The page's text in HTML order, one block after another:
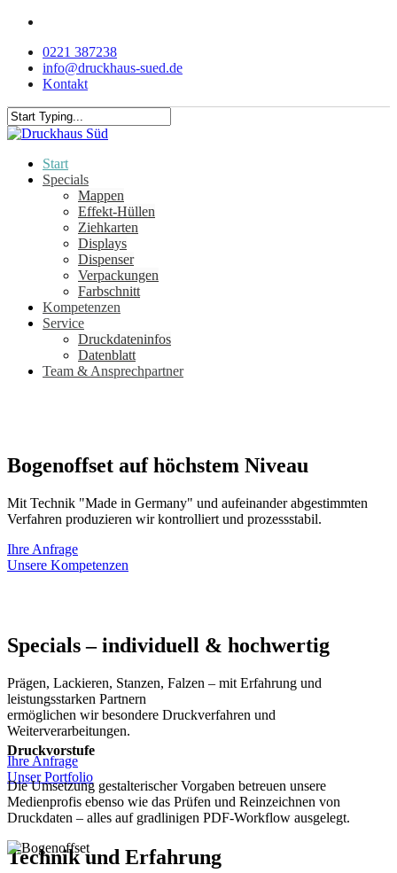
Skip
main
content
0221 387238
info@druckhaus-sued.de
Kontakt
Close
Menu
Start
Specials
Mappen
Effekt-Hüllen
Ziehkarten
Displays
Dispenser
Verpackungen
Farbschnitt
Kompetenzen
Service
Druckdateninfos
Datenblatt
Team & Ansprechpartner
Bogenoffset auf höchstem Niveau
Mit Technik "Made in Germany" und aufeinander abgestimmten
Verfahren produzieren wir kontrolliert und prozessstabil.
Ihre Anfrage
Unsere Kompetenzen
Specials – individuell & hochwertig
Prägen, Lackieren, Stanzen, Falzen – mit Erfahrung und
leistungsstarken Partnern
ermöglichen wir besondere Druckverfahren und
Weiterverarbeitungen.
Ihre Anfrage
Unser Portfolio
Technik und Erfahrung
Druckvorstufe
Die Umsetzung gestalterischer Vorgaben betreuen unsere
Medienprofis ebenso wie das Prüfen und Reinzeichnen von
Druckdaten – alles auf gradlinigen PDF-Workflow ausgelegt.